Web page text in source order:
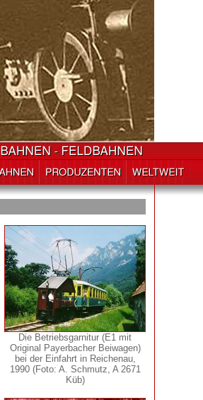
Die Betriebsgarnitur (E1 mit
Original Payerbacher Beiwagen)
bei der Einfahrt in Reichenau,
1990 (Foto: A. Schmutz, A 2671
Küb)